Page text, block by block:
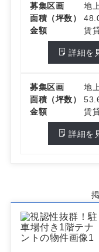
募集区画
地
面積（坪数）
金額
賃
詳細を
募集区画
地
面積（坪数）
金額
賃
詳細を